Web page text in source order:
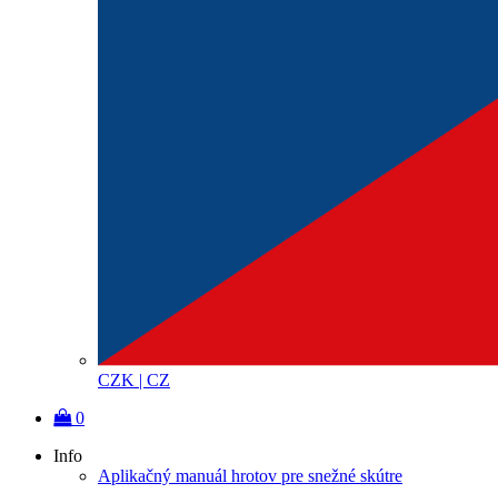
CZK | CZ
0
Info
Aplikačný manuál hrotov pre snežné skútre